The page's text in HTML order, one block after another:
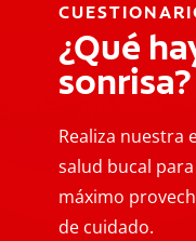
¿Qué
sonrisa?
Realiza nuestra
salud bucal
máximo
de cuidado.